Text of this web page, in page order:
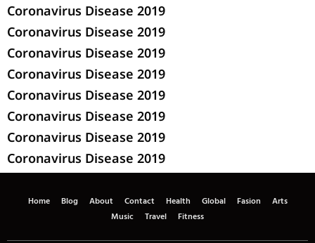
Coronavirus Disease 2019
Coronavirus Disease 2019
Coronavirus Disease 2019
Coronavirus Disease 2019
Coronavirus Disease 2019
Coronavirus Disease 2019
Coronavirus Disease 2019
Coronavirus Disease 2019
Home Blog About Contact Health Global Fasion
Arts
Music
Travel Fitness